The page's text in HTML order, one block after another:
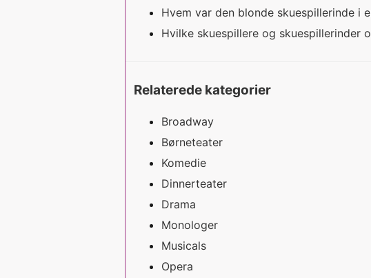
Hvem var den blonde skuespillerinde i
Hvilke skuespillere og skuespillerinder
Relaterede kategorier
Broadway
Børneteater
Komedie
Dinnerteater
Drama
Monologer
Musicals
Opera